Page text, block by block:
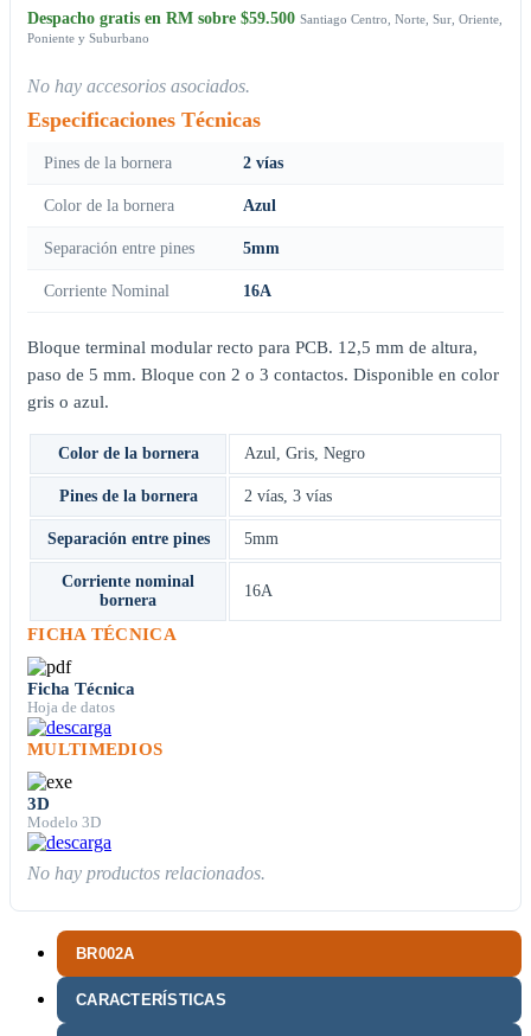
BR002A
CARACTERÍSTICAS
Despacho gratis en RM sobre $59.500 Santiago Centro, Norte, Sur, Oriente,
Poniente y Suburbano
No hay accesorios asociados.
Especificaciones Técnicas
Pines de la bornera 2 vías
Color de la bornera Azul
Separación entre pines 5mm
Corriente Nominal 16A
Bloque terminal modular recto para PCB. 12,5 mm de altura,
paso de 5 mm. Bloque con 2 o 3 contactos. Disponible en color
gris o azul.
Color de la bornera Azul, Gris, Negro
Pines de la bornera 2 vías, 3 vías
Separación entre pines 5mm
Corriente nominal
bornera
16A
FICHA TÉCNICA
Ficha Técnica
Hoja de datos
MULTIMEDIOS
3D
Modelo 3D
No hay productos relacionados.